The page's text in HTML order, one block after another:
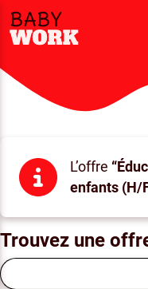
L’offre
enfants (H/
Trouvez une